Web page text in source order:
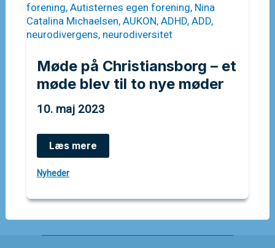
Møde på Christiansborg – et
møde blev til to nye møder
10. maj 2023
Møde
på
Christiansborg
–
møde
to
Læs mere
Nyheder